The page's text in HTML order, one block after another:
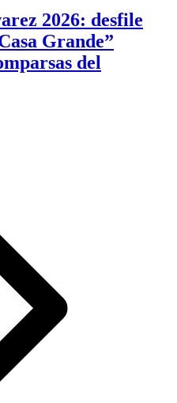
2026: desfile
Grande”
del